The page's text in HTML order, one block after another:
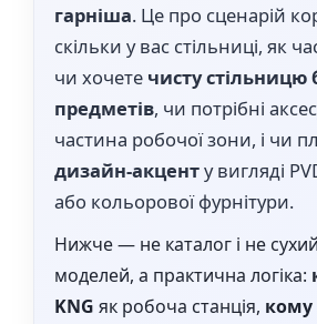
гарніша. Це про сценарій
скільки у вас стільниці, як
чи хочете чисту стільницю
предметів, чи потрібні
частина робочої зони, і чи
дизайн-акценту вигляді
або кольорової фурнітури.
Нижче — не каталог і не
моделей, а практична логіка:
KNG як робоча станція, кому